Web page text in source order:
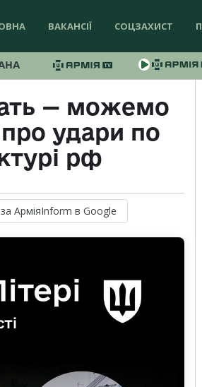
ВАКАНСІЇ СОЦЗАХИСТ
— можемо
удари по
рф
за АрміяInform в Google